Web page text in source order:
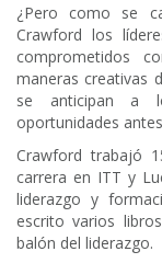
¿Pero como se
Crawford los
comprometidos
maneras creativas
se anticipan a
oportunidades
Crawford trabajó
carrera en ITT y
liderazgo y
escrito varios
balón del liderazgo.